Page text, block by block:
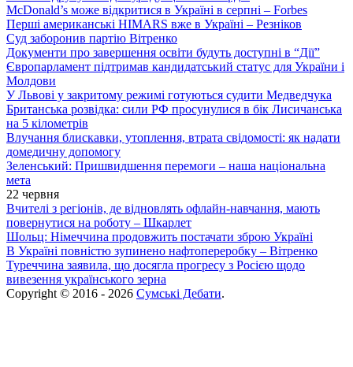
McDonald’s може відкритися в Україні в серпні – Forbes
Перші американські HIMARS вже в Україні – Резніков
Суд заборонив партію Вітренко
Документи про завершення освіти будуть доступні в “Дії”
Європарламент підтримав кандидатський статус для України і
Молдови
У Львові у закритому режимі готуються судити Медведчука
Британська розвідка: сили РФ просунулися в бік Лисичанська
на 5 кілометрів
Влучання блискавки, утоплення, втрата свідомості: як надати
домедичну допомогу
Зеленський: Пришвидшення перемоги – наша національна
мета
22 червня
Вчителі з регіонів, де відновлять офлайн-навчання, мають
повернутися на роботу – Шкарлет
Шольц: Німеччина продовжить постачати зброю Україні
В Україні повністю зупинено нафтопереробку – Вітренко
Туреччина заявила, що досягла прогресу з Росією щодо
вивезення українського зерна
Copyright © 2016 - 2026 Сумські Дебати.